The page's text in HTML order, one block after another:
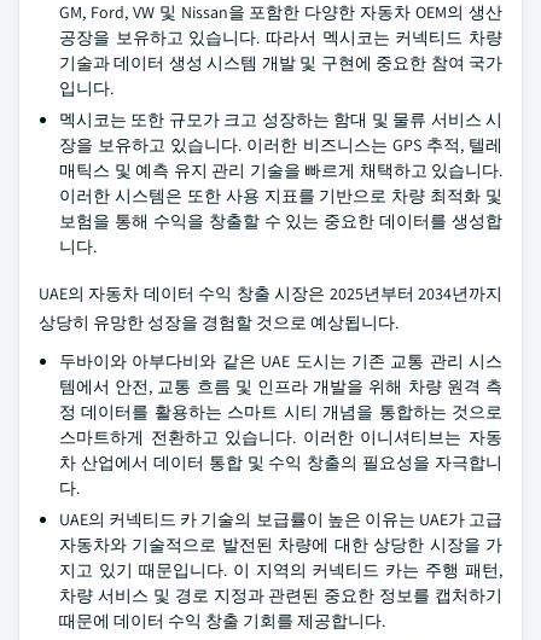
GM, Ford, VW 및 Nissan을 포함한 다양한 자동차 OEM의 생산
공장을 보유하고 있습니다. 따라서 멕시코는 커넥티드 차량
기술과 데이터 생성 시스템 개발 및 구현에 중요한 참여 국가
입니다.
멕시코는 또한 규모가 크고 성장하는 함대 및 물류 서비스 시
장을 보유하고 있습니다. 이러한 비즈니스는 GPS 추적, 텔레
매틱스 및 예측 유지 관리 기술을 빠르게 채택하고 있습니다.
이러한 시스템은 또한 사용 지표를 기반으로 차량 최적화 및
보험을 통해 수익을 창출할 수 있는 중요한 데이터를 생성합
니다.
UAE의 자동차 데이터 수익 창출 시장은 2025년부터 2034년까지
상당히 유망한 성장을 경험할 것으로 예상됩니다.
두바이와 아부다비와 같은 UAE 도시는 기존 교통 관리 시스
템에서 안전, 교통 흐름 및 인프라 개발을 위해 차량 원격 측
정 데이터를 활용하는 스마트 시티 개념을 통합하는 것으로
스마트하게 전환하고 있습니다. 이러한 이니셔티브는 자동
차 산업에서 데이터 통합 및 수익 창출의 필요성을 자극합니
다.
UAE의 커넥티드 카 기술의 보급률이 높은 이유는 UAE가 고급
자동차와 기술적으로 발전된 차량에 대한 상당한 시장을 가
지고 있기 때문입니다. 이 지역의 커넥티드 카는 주행 패턴,
차량 서비스 및 경로 지정과 관련된 중요한 정보를 캡처하기
때문에 데이터 수익 창출 기회를 제공합니다.